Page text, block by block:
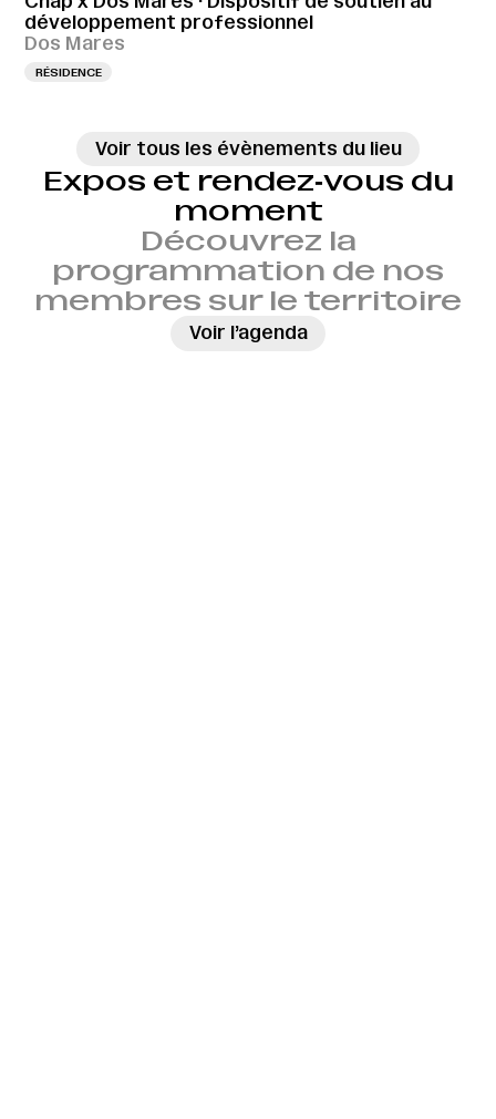
développement professionnel
Dos Mares
RÉSIDENCE
Voir tous les évènements du lieu
Expos et rendez‑vous du
moment
Découvrez la
programmation de nos
membres sur le territoire
Voir l’agenda